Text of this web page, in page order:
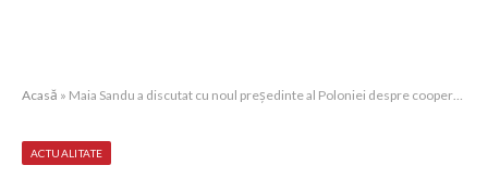
Acasă » Maia Sandu a discutat cu noul președinte al Poloniei despre cooperare economică și integrare europeană
ACTUALITATE